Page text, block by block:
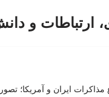
ارتباطات و
ایران و آمریکا؛